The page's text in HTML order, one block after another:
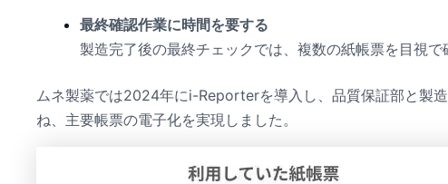
最終確認作業に時間を要する
製造完了後の最終チェックでは、複数の紙帳票を目視
ムネ製薬では2024年にi-Reporterを導入し、品質保証部と製
ね、主要帳票の電子化を実現しました。